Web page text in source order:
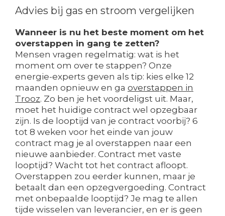
Advies bij gas en stroom vergelijken
Wanneer is nu het beste moment om het
overstappen in gang te zetten?
Mensen vragen regelmatig: wat is het
moment om over te stappen? Onze
energie-experts geven als tip: kies elke 12
maanden opnieuw en ga overstappen in
Trooz. Zo ben je het voordeligst uit. Maar,
moet het huidige contract wel opzegbaar
zijn. Is de looptijd van je contract voorbij? 6
tot 8 weken voor het einde van jouw
contract mag je al overstappen naar een
nieuwe aanbieder. Contract met vaste
looptijd? Wacht tot het contract afloopt.
Overstappen zou eerder kunnen, maar je
betaalt dan een opzegvergoeding. Contract
met onbepaalde looptijd? Je mag te allen
tijde wisselen van leverancier, en er is geen